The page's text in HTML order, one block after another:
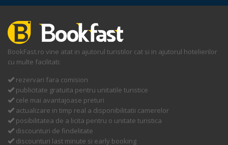
BookFast.ro vine atat in ajutorul turistilor cat si in ajutorul hotelierilor
cu multe facilitati:
rezervari fara comision
publicitate gratuita pentru unitatile turistice
cele mai avantajoase preturi
actualizare in timp real a disponibilitatii camerelor
posibilitatea de a licita pentru o unitate turistica
discounturi de findelitate
discounturi last minute si early booking